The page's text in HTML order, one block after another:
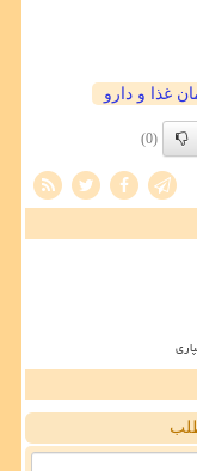
غذا و دارو
(0)